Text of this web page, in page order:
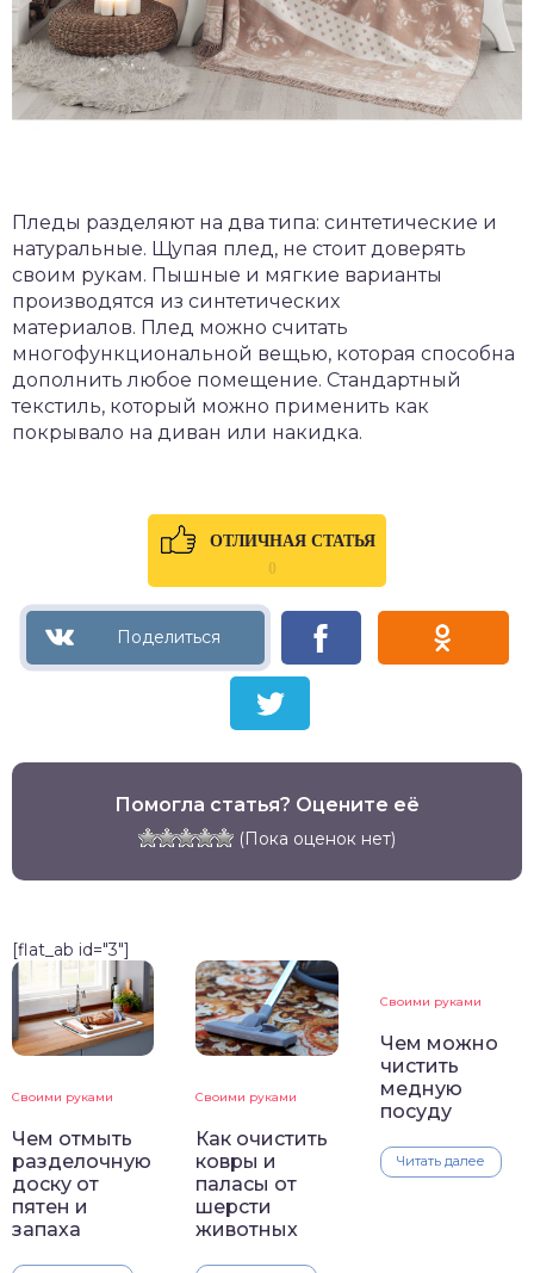
Пледы разделяют на два типа: синтетические и
натуральные. Щупая плед, не стоит доверять
своим рукам. Пышные и мягкие варианты
производятся из синтетических
материалов. Плед можно считать
многофункциональной вещью, которая способна
дополнить любое помещение. Стандартный
текстиль, который можно применить как
покрывало на диван или накидка.
ОТЛИЧНАЯ СТАТЬЯ
0
Помогла статья? Оцените её
(Пока оценок нет)
[flat_ab id="3"]
Своими руками
Чем отмыть
разделочную
доску от
пятен и
запаха
Своими руками
Как очистить
ковры и
паласы от
шерсти
животных
Своими руками
Чем можно
чистить
медную
посуду
Читать далее